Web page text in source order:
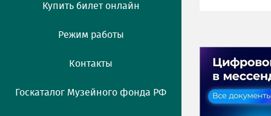
Купить билет онлайн
Режим работы
Контакты
Госкаталог Музейного фонда РФ